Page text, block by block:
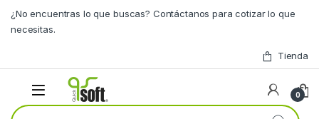
¿No encuentras lo que buscas? Contáctanos para cotizar lo que
necesitas.
Tienda
0
Buscar por: